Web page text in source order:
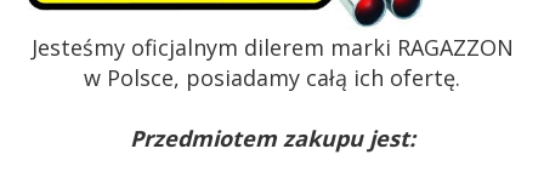
Jesteśmy oficjalnym dilerem marki RAGAZZON
w Polsce, posiadamy całą ich ofertę.
Przedmiotem zakupu jest: